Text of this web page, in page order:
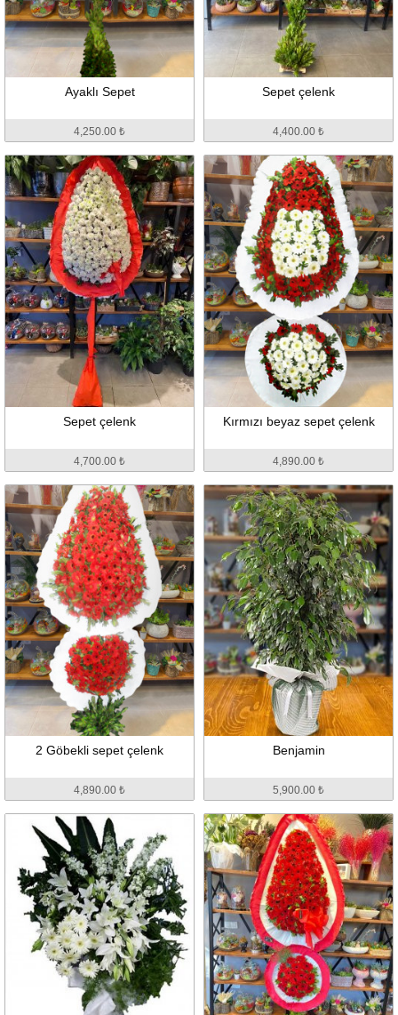
Ayaklı Sepet
4,250.00 ₺
Sepet çelenk
4,400.00 ₺
Sepet çelenk
4,700.00 ₺
Kırmızı beyaz sepet çelenk
4,890.00 ₺
2 Göbekli sepet çelenk
4,890.00 ₺
Benjamin
5,900.00 ₺